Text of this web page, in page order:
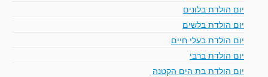
יום הולדת בלונים
יום הולדת בלשים
יום הולדת בעלי חיים
יום הולדת ברבי
יום הולדת בת הים הקטנה